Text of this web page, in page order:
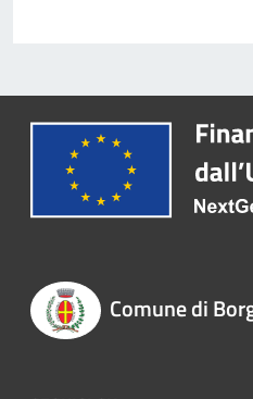
Comune di